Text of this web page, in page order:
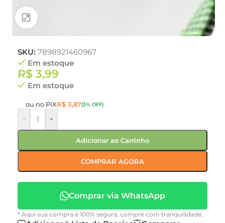
Clique para ampliar
SKU: 7898921460967
Em estoque
R$ 3,99
Em estoque
ou no PIXR$ 3,87(3% OFF)
- +
Adicionar ao Carrinho
COMPRAR AGORA
Comprar via WhatsApp
* Aqui sua compra é 100% segura, compre com tranquilidade.